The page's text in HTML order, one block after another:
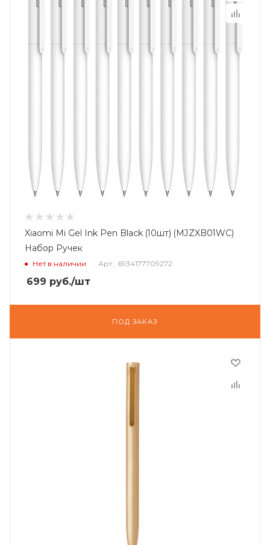
Xiaomi Mi Gel Ink Pen Black (10шт) (MJZXB01WC)
Набор Ручек
Нет в наличии Арт.: 6934177709272
699 руб./шт
ПОД ЗАКАЗ